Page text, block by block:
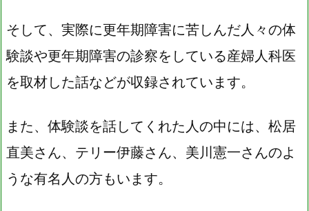
そして、実際に更年期障害に苦しんだ人々の体
験談や更年期障害の診察をしている産婦人科医
を取材した話などが収録されています。
また、体験談を話してくれた人の中には、松居
直美さん、テリー伊藤さん、美川憲一さんのよ
うな有名人の方もいます。